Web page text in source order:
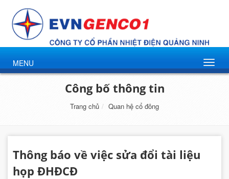
MENU
Công bố thông tin
Trang chủ Quan hệ cổ đông
Thông báo về việc sửa đổi tài liệu
họp ĐHĐCĐ